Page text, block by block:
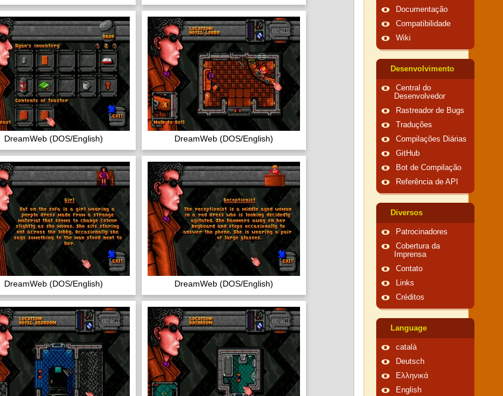
DreamWeb (DOS/English) DreamWeb (DOS/English)
DreamWeb (DOS/English) DreamWeb (DOS/English)
Documentação
Compatibilidade
Wiki
Desenvolvimento
Central do
Desenvolvedor
Rastreador de Bugs
Traduções
Compilações Diárias
GitHub
Bot de Compilação
Referência de API
Diversos
Patrocinadores
Cobertura da
Imprensa
Contato
Links
Créditos
Language
català
Deutsch
Ελληνικά
English